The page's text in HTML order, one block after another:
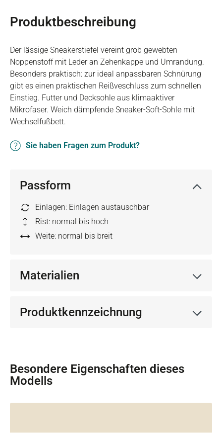
Produktbeschreibung
Der lässige Sneakerstiefel vereint grob gewebten
Noppenstoff mit Leder an Zehenkappe und Umrandung.
Besonders praktisch: zur ideal anpassbaren Schnürung
gibt es einen praktischen Reißveschluss zum schnellen
Einstieg. Futter und Decksohle aus klimaaktiver
Mikrofaser. Weich dämpfende Sneaker-Soft-Sohle mit
Wechselfußbett.
Sie haben Fragen zum Produkt?
Passform
Einlagen: Einlagen austauschbar
Rist: normal bis hoch
Weite: normal bis breit
Materialien
Produktkennzeichnung
Besondere Eigenschaften dieses
Modells